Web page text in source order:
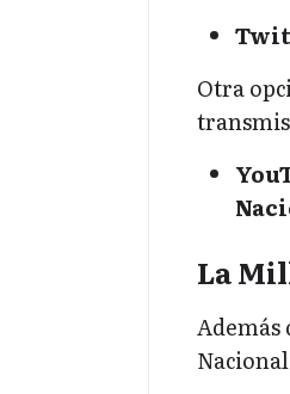
Otra
La